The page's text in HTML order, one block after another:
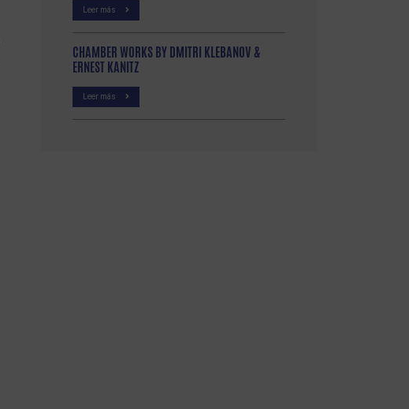
Leer más
CHAMBER WORKS BY DMITRI KLEBANOV &
ERNEST KANITZ
Leer más